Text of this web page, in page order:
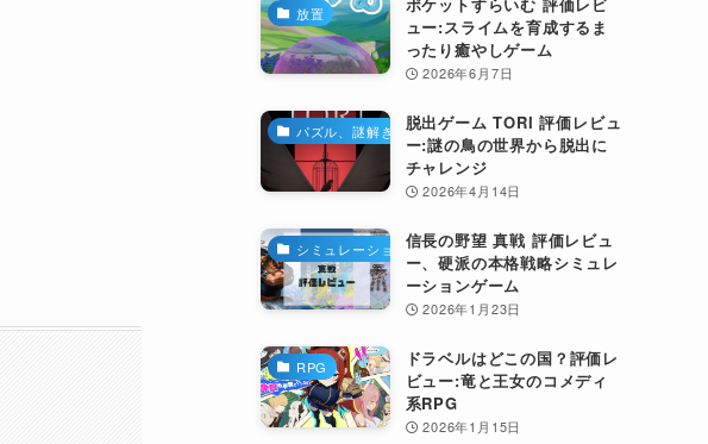
放置
ュー:スライムを育成するま
ったり癒やしゲーム
2026年6月7日
パズル、謎解き
脱出ゲーム TORI 評価レビュ
ー:謎の鳥の世界から脱出に
チャレンジ
2026年4月14日
シミュレーション信長の野望 真戦 評価レビュ
ー、硬派の本格戦略シミュレ
ーションゲーム
2026年1月23日
RPG
ドラベルはどこの国？評価レ
ビュー:竜と王女のコメディ
系RPG
2026年1月15日